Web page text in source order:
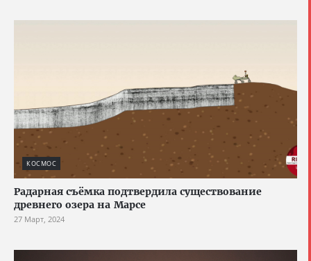
КОСМОС
Радарная съёмка подтвердила существование
древнего озера на Марсе
27 Март, 2024